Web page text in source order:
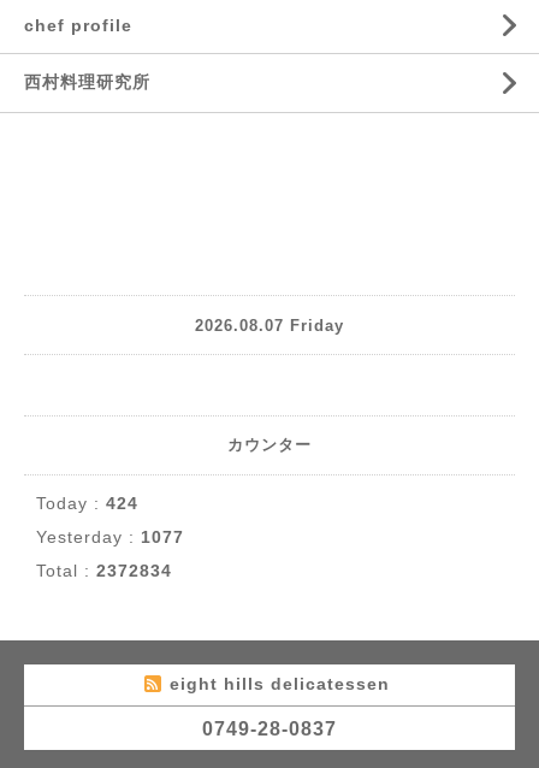
chef profile
西村料理研究所
2026.08.07 Friday
カウンター
Today : 424
Yesterday : 1077
Total : 2372834
eight hills delicatessen
0749-28-0837